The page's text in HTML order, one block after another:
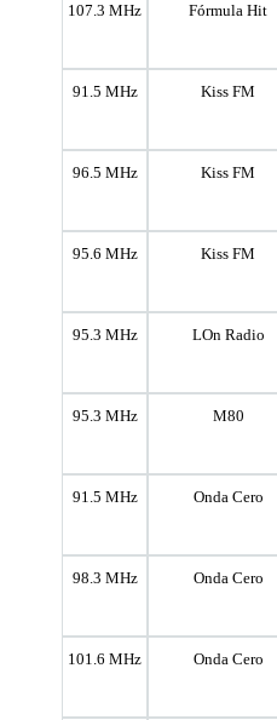
107.3 MHz Fórmula Hit
91.5 MHz Kiss FM
96.5 MHz Kiss FM
95.6 MHz Kiss FM
95.3 MHz LOn Radio
95.3 MHz M80
91.5 MHz Onda Cero
98.3 MHz Onda Cero
101.6 MHz Onda Cero